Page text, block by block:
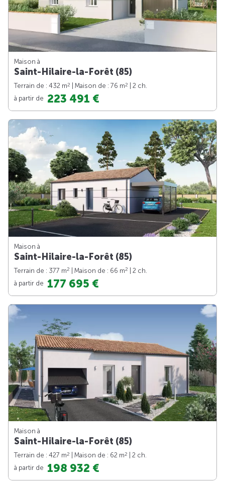
Maison à
Saint-Hilaire-la-Forêt (85)
Terrain de : 432 m2 | Maison de : 76 m2
| 2 ch.
à partir de 223 491 €
Maison à
Saint-Hilaire-la-Forêt (85)
Terrain de : 377 m2 | Maison de : 66 m2
| 2 ch.
à partir de 177 695 €
Maison à
Saint-Hilaire-la-Forêt (85)
Terrain de : 427 m2 | Maison de : 62 m2
| 2 ch.
à partir de 198 932 €